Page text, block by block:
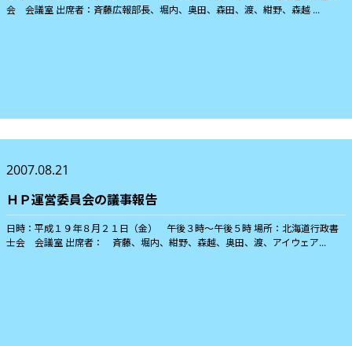
会 会議室 出席者：斉藤広報部長、堀内、奥田、森田、渡、紺野、森越 ...
2007.08.21
ＨＰ運営委員会の議事報告
日時：平成１９年８月２１日（金） 午後３時〜午後５時 場所：北海道行政書
士会 会議室 出席者： 斉藤、堀内、紺野、森越、奥田、渡、アイウェア...